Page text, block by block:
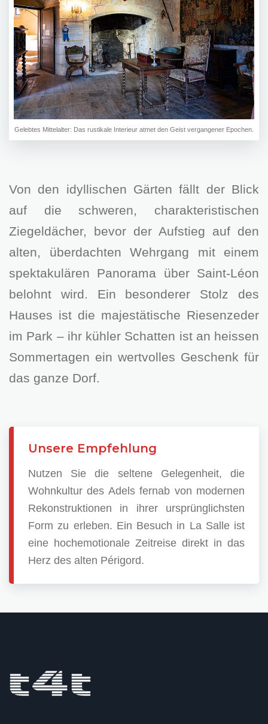
Gelebtes Mittelalter: Das rustikale Interieur atmet den Geist vergangener Epochen.
Von den idyllischen Gärten fällt der Blick
auf die schweren, charakteristischen
Ziegeldächer, bevor der Aufstieg auf den
alten, überdachten Wehrgang mit einem
spektakulären Panorama über Saint-Léon
belohnt wird. Ein besonderer Stolz des
Hauses ist die majestätische Riesenzeder
im Park – ihr kühler Schatten ist an heissen
Sommertagen ein wertvolles Geschenk für
das ganze Dorf.
Unsere Empfehlung
Nutzen Sie die seltene Gelegenheit, die
Wohnkultur des Adels fernab von modernen
Rekonstruktionen in ihrer ursprünglichsten
Form zu erleben. Ein Besuch in La Salle ist
eine hochemotionale Zeitreise direkt in das
Herz des alten Périgord.